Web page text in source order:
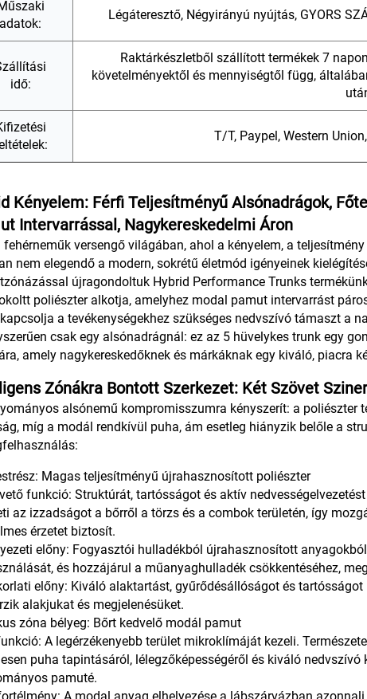
adatok:
Légáteresztő, Négyirányú nyújtás, GYORS
idő:
Raktárkészletből szállított termékek 7
követelményektől és mennyiségtől függ,
T/T, Paypel, Western
Kényelem: Férfi Teljesítményű Alsónadrágok,
Intervarrással, Nagykereskedelmi Áron
fehérneműk versengő világában, ahol a kényelem, a
nem elegendő a modern, sokrétű életmód igényeinek
újragondoltuk Hybrid Performance Trunks
poliészter alkotja, amelyhez modal pamut intervarrást
a tevékenységekhez szükséges nedvszívó támaszt a
csak egy alsónadrágnál: ez az 5 hüvelykes trunk egy
amely nagykereskedőknek és márkáknak egy kiváló, piacra
Zónákra Bontott Szerkezet: Két Szövet
alsónemű kompromisszumra kényszerít: a poliészter
míg a modál rendkívül puha, ám esetleg hiányzik belőle a
Magas teljesítményű újrahasznosított poliészter
funkció: Struktúrát, tartósságot és aktív
az izzadságot a bőrről a törzs és a combok területén, így
érzetet biztosít.
előny: Fogyasztói hulladékból újrahasznosított
és hozzájárul a műanyaghulladék csökkentéséhez,
előny: Kiváló alaktartást, gyűrődésállóságot és
alakjukat és megjelenésüket.
zóna bélyeg: Bőrt kedvelő modál pamut
A legérzékenyebb terület mikroklímáját kezeli.
puha tapintásáról, lélegzőképességéről és kiváló
pamuté.